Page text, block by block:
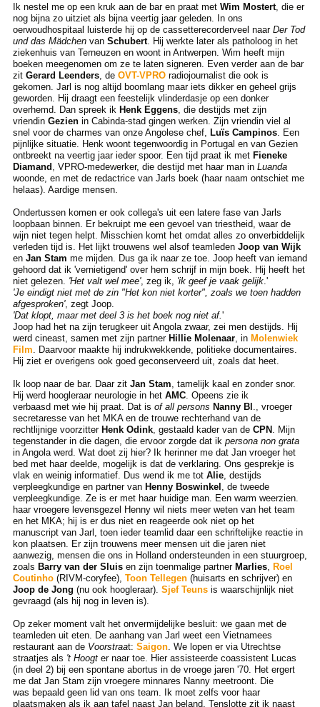
Ik nestel me op een kruk aan de bar en praat met Wim Mostert, die er
nog bijna zo uitziet als bijna veertig jaar geleden. In ons
oerwoudhospitaal luisterde hij op de cassetterecorderveel naar Der Tod
und das Mädchenvan Schubert. Hij werkte later als patholoog in het
ziekenhuis van Terneuzen en woont in Antwerpen. Wim heeft mijn
boeken meegenomen om ze te laten signeren. Even verder aan de bar
zit Gerard Leenders, de OVT-VPROradiojournalist die ook is
gekomen. Jarl is nog altijd boomlang maar iets dikker en geheel grijs
geworden. Hij draagt een feestelijk vlinderdasje op een donker
overhemd. Dan spreek ik Henk Eggens, die destijds met zijn
vriendin Gezienin Cabinda-stad gingen werken. Zijn vriendin viel al
snel voor de charmes van onze Angolese chef, Luïs Campinos. Een
pijnlijke situatie. Henk woont tegenwoordig in Portugal en van Gezien
ontbreekt na veertig jaar ieder spoor. Een tijd praat ik met Fieneke
Diamand , VPRO-medewerker, die destijd met haar man in Luanda
woonde, en met de redactrice van Jarls boek (haar naam ontschiet me
helaas). Aardige mensen.
Ondertussen komen er ook collega's uit een latere fase van Jarls
loopbaan binnen. Er bekruipt me een gevoel van triestheid, waar de
wijn niet tegen helpt. Misschien komt het omdat alles zo onverbiddelijk
verleden tijd is. Het lijkt trouwens wel alsof teamleden Joop van Wijk
en Jan Stam me mijden. Dus ga ik naar ze toe. Joop heeft van iemand
gehoord dat ik 'vernietigend' over hem schrijf in mijn boek. Hij heeft het
niet gelezen. 'Het valt wel mee', zeg ik, 'ik geef je vaak gelijk.'
'Je eindigt niet met de zin "Het kon niet korter", zoals we toen hadden
afgesproken', zegt Joop.
'Dat klopt, maar met deel 3 is het boek nog niet af. '
Joop had het na zijn terugkeer uit Angola zwaar, zei men destijds. Hij
werd cineast, samen met zijn partner Hillie Molenaar, in Molenwiek
Film . Daarvoor maakte hij indrukwekkende, politieke documentaires.
Hij ziet er overigens ook goed geconserveerd uit, zoals dat heet.
Ik loop naar de bar. Daar zit Jan Stam , tamelijk kaal en zonder snor.
Hij werd hoogleraar neurologie in het AMC. Opeens zie ik
verbaasd met wie hij praat. Dat is of all persons Nanny Bl ., vroeger
secretaresse van het MKA en de trouwe rechterhand van de
rechtlijnige voorzitter Henk Odink, gestaald kader van de CPN. Mijn
tegenstander in die dagen, die ervoor zorgde dat ik persona non grata
in Angola werd. Wat doet zij hier? Ik herinner me dat Jan vroeger het
bed met haar deelde, mogelijk is dat de verklaring. Ons gesprekje is
vlak en weinig informatief. Dus wend ik me tot Alie, destijds
verpleegkundige en partner van Henny Boswinkel , de tweede
verpleegkundige. Ze is er met haar huidige man. Een warm weerzien.
haar vroegere levensgezel Henny wil niets meer weten van het team
en het MKA; hij is er dus niet en reageerde ook niet op het
manuscript van Jarl, toen ieder teamlid daar een schriftelijke reactie in
kon plaatsen. Er zijn trouwens meer mensen uit die jaren niet
aanwezig, mensen die ons in Holland ondersteunden in een stuurgroep,
zoals Barry van der Sluisen zijn toenmalige partner Marlies, Roel
Coutinho (RIVM-coryfee), Toon Tellegen(huisarts en schrijver) en
Joop de Jong (nu ook hoogleraar). Sjef Teunsis waarschijnlijk niet
gevraagd (als hij nog in leven is).
Op zeker moment valt het onvermijdelijke besluit: we gaan met de
teamleden uit eten. De aanhang van Jarl weet een Vietnamees
restaurant aan de Voorstraat: Saigon. We lopen er via Utrechtse
straatjes als 't Hoogter naar toe. Hier assisteerde coassistent Lucas
(in deel 2) bij een spontane abortus in de vroege jaren '70. Het ergert
me dat Jan Stam zijn vroegere minnares Nanny meetroont. Die
was bepaald geen lid van ons team. Ik moet zelfs voor haar
plaatsmaken als ik aan tafel naast Jan beland. Tenslotte zit ik naast